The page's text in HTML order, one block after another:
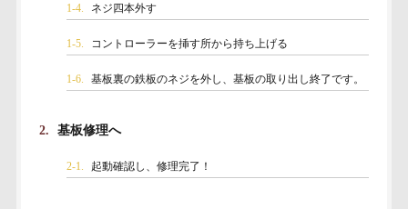
1-4. ネジ四本外す
1-5. コントローラーを挿す所から持ち上げる
1-6. 基板裏の鉄板のネジを外し、基板の取り出し終了です。
2. 基板修理へ
2-1. 起動確認し、修理完了！